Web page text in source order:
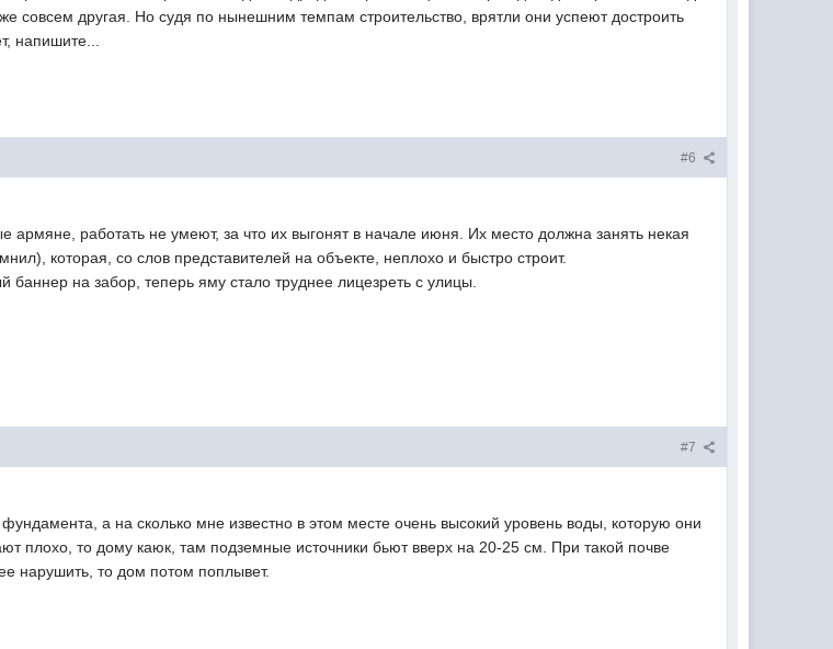
совсем другая. Но судя по нынешним темпам строительство, врятли они успеют достроить
напишите...
#6
армяне, работать не умеют, за что их выгонят в начале июня. Их место должна занять некая
которая, со слов представителей на объекте, неплохо и быстро строит.
баннер на забор, теперь яму стало труднее лицезреть с улицы.
#7
а на сколько мне известно в этом месте очень высокий уровень воды, которую они
плохо, то дому каюк, там подземные источники бьют вверх на 20-25 см. При такой почве
нарушить, то дом потом поплывет.